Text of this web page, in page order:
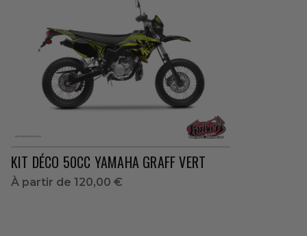
KIT DÉCO 50CC YAMAHA GRAFF VERT
À partir de 120,00 €